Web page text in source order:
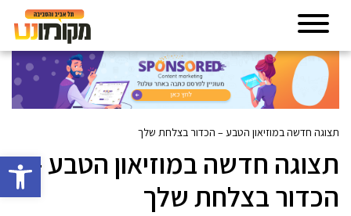
פתח
תצוגה חדשה במוזיאון הטבע – הכדור בצלחת שלך
תצוגה חדשה במוזיאון הטבע –
הכדור בצלחת שלך